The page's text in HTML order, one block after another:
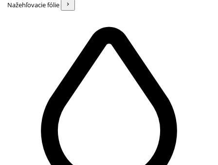
Nažehľovacie fólie